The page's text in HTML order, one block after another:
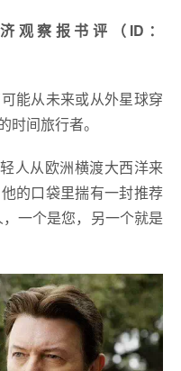
观察报书评（ID：
能从未来或从外星球穿
间旅行者。
人从欧洲横渡大西洋来
的口袋里揣有一封推荐
一个是您，另一个就是